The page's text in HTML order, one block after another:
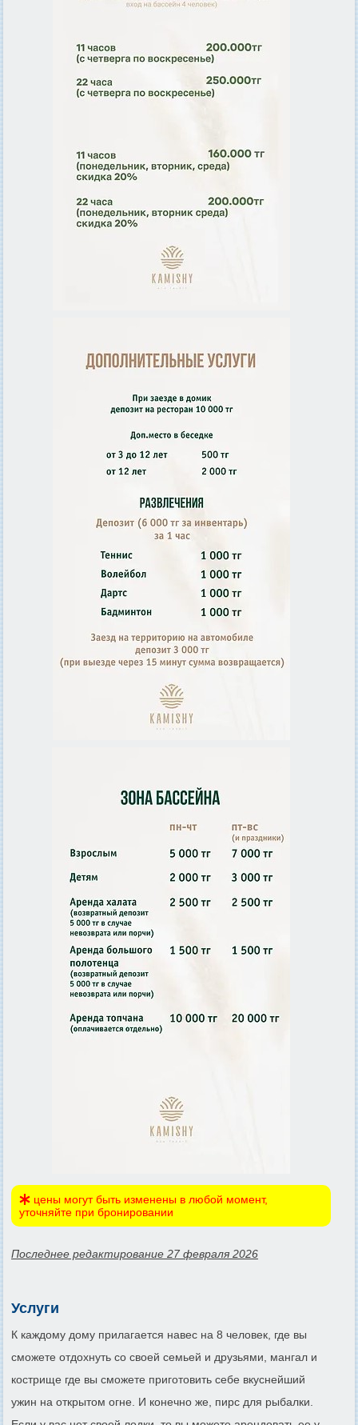
цены могут быть изменены в любой момент,
уточняйте при бронировании
Последнее редактирование 27 февраля 2026
Услуги
К каждому дому прилагается навес на 8 человек, где вы
сможете отдохнуть со своей семьей и друзьями, мангал и
кострище где вы сможете приготовить себе вкуснейший
ужин на открытом огне. И конечно же, пирс для рыбалки.